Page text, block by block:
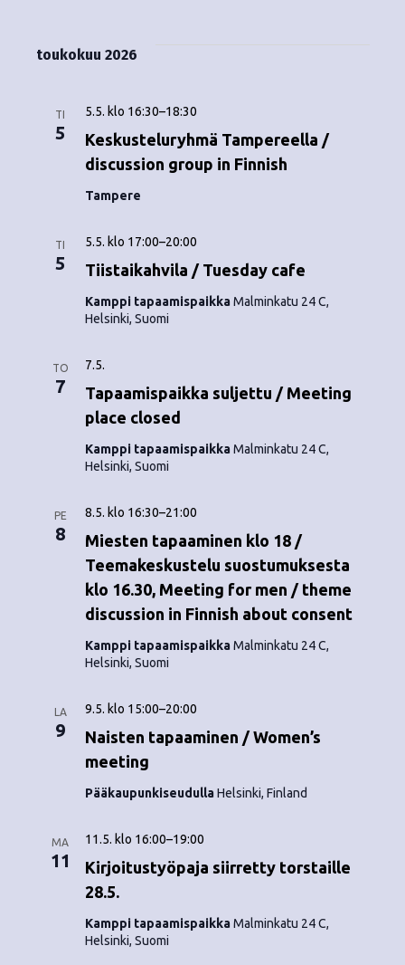
toukokuu 2026
TI
5
Keskusteluryhmä Tampereella /
discussion group in Finnish
5.5. klo 16:30–18:30
Tampere
TI
5 Tiistaikahvila / Tuesday cafe
5.5. klo 17:00–20:00
Kamppi tapaamispaikkaMalminkatu 24 C,
Helsinki, Suomi
TO
7
Tapaamispaikka suljettu / Meeting
place closed
7.5.
Kamppi tapaamispaikkaMalminkatu 24 C,
Helsinki, Suomi
PE
8
Miesten tapaaminen klo 18 /
Teemakeskustelu suostumuksesta
klo 16.30, Meeting for men / theme
discussion in Finnish about consent
8.5. klo 16:30–21:00
Kamppi tapaamispaikkaMalminkatu 24 C,
Helsinki, Suomi
LA
9
Naisten tapaaminen / Women’s
meeting
9.5. klo 15:00–20:00
PääkaupunkiseudullaHelsinki, Finland
MA
11
Kirjoitustyöpaja siirretty torstaille
28.5.
11.5. klo 16:00–19:00
Kamppi tapaamispaikkaMalminkatu 24 C,
Helsinki, Suomi